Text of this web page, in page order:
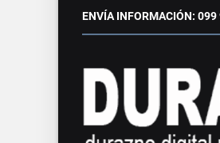
ENVÍA INFORMACIÓN: